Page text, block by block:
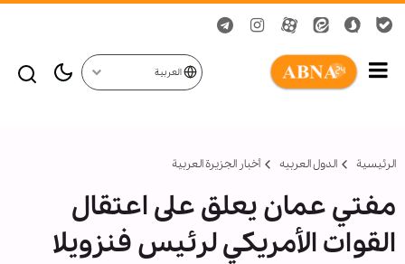
العربية
الرئيسية الدول العربیه أخبار الجزيرة العربية
مفتي عمان يعلق على اعتقال
القوات الأمريكي لرئيس فنزويلا